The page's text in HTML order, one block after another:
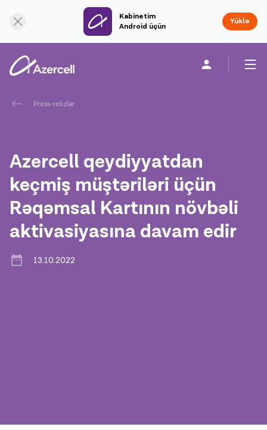
Kabinetim
Android üçün
Yüklə
Fərdi
Korporativ Sosial Məsuliyyət
Dayanıqlılıq
Karyera
Azercell Akademiyası
Press-relizlər
Azercell qeydiyyatdan
keçmiş müştəriləri üçün
Rəqəmsal Kartının növbəli
aktivasiyasına davam edir
13.10.2022
Onlayn dəstək